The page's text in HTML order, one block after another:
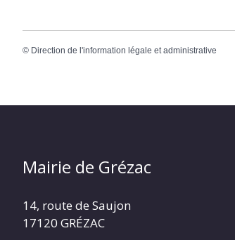
© Direction de l'information légale et administrative
Mairie de Grézac
14, route de Saujon
17120 GRÉZAC